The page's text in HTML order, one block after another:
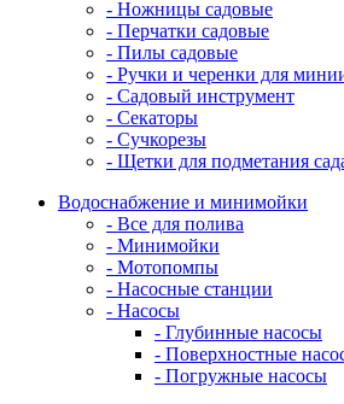
- Ножницы садовые
- Перчатки садовые
- Пилы садовые
- Ручки и черенки для
- Садовый инструмент
- Секаторы
- Сучкорезы
- Щетки для подметания
Водоснабжение и минимойки
- Все для полива
- Минимойки
- Мотопомпы
- Насосные станции
- Насосы
- Глубинные насосы
- Поверхностные
- Погружные насосы